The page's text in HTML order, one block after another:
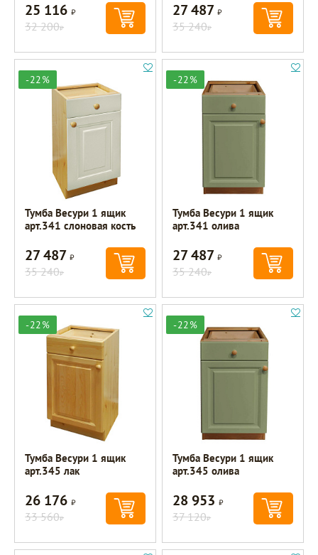
25 116Р
32 200Р
27 487Р
35 240Р
-22%
Тумба Весури 1 ящик
арт.341 слоновая кость
27 487Р
35 240Р
-22%
Тумба Весури 1 ящик
арт.341 олива
27 487Р
35 240Р
-22%
Тумба Весури 1 ящик
арт.345 лак
26 176Р
33 560Р
-22%
Тумба Весури 1 ящик
арт.345 олива
28 953Р
37 120Р